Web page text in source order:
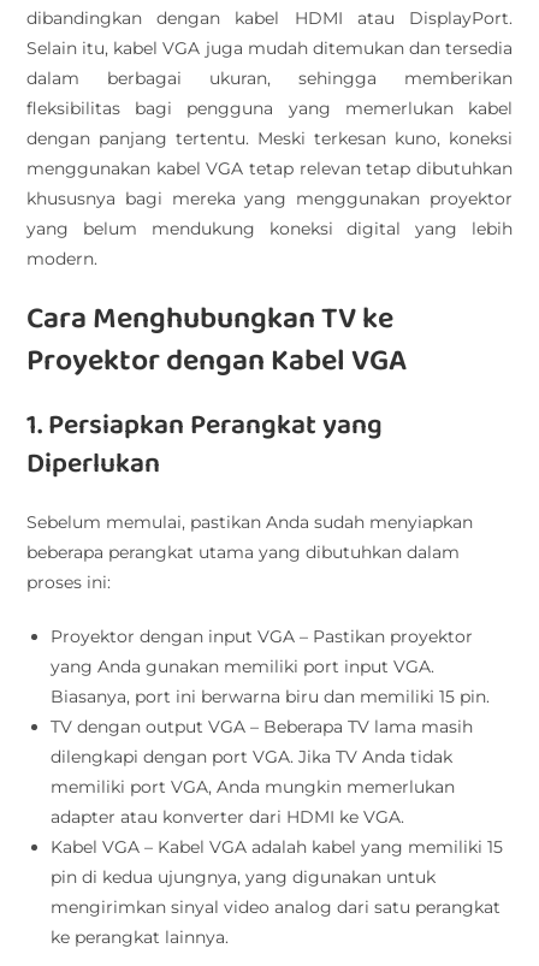
dibandingkan dengan kabel HDMI atau DisplayPort.
Selain itu, kabel VGA juga mudah ditemukan dan tersedia
dalam berbagai ukuran, sehingga memberikan
fleksibilitas bagi pengguna yang memerlukan kabel
dengan panjang tertentu. Meski terkesan kuno, koneksi
menggunakan kabel VGA tetap relevan tetap dibutuhkan
khususnya bagi mereka yang menggunakan proyektor
yang belum mendukung koneksi digital yang lebih
modern.
Cara Menghubungkan TV ke
Proyektor dengan Kabel VGA
1. Persiapkan Perangkat yang
Diperlukan
Sebelum memulai, pastikan Anda sudah menyiapkan
beberapa perangkat utama yang dibutuhkan dalam
proses ini:
Proyektor dengan input VGA – Pastikan proyektor
yang Anda gunakan memiliki port input VGA.
Biasanya, port ini berwarna biru dan memiliki 15 pin.
TV dengan output VGA – Beberapa TV lama masih
dilengkapi dengan port VGA. Jika TV Anda tidak
memiliki port VGA, Anda mungkin memerlukan
adapter atau konverter dari HDMI ke VGA.
Kabel VGA – Kabel VGA adalah kabel yang memiliki 15
pin di kedua ujungnya, yang digunakan untuk
mengirimkan sinyal video analog dari satu perangkat
ke perangkat lainnya.